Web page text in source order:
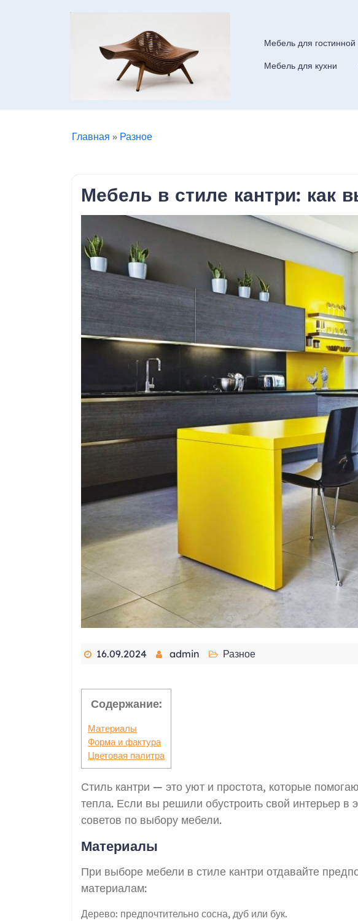
Мебель для гостинной
Мебель для кухни
Главная » Разное
Мебель в стиле кантри: как
16.09.2024 admin Разное
Содержание:
Материалы
Форма и фактура
Цветовая палитра
Стиль кантри — это уют и простота, которые
тепла. Если вы решили обустроить свой интерьер в
советов по выбору мебели.
Материалы
При выборе мебели в стиле кантри отдавайте
материалам:
Дерево: предпочтительно сосна, дуб или бук.